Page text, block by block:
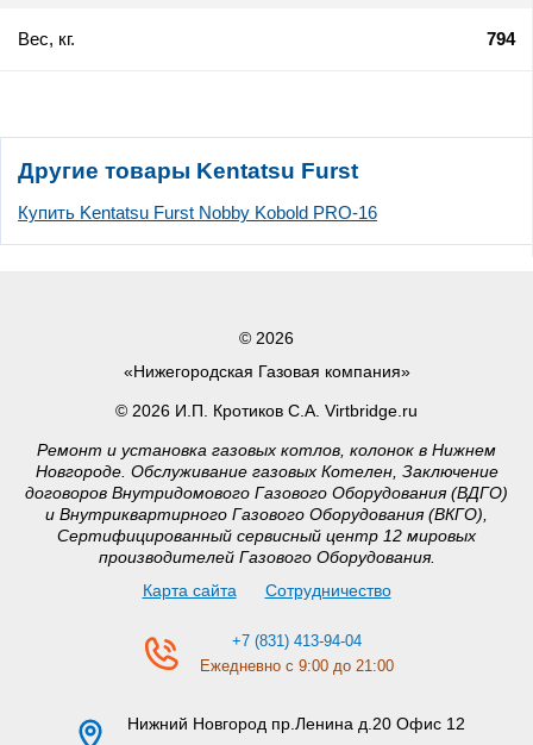
Вес, кг. 794
Другие товары Kentatsu Furst
Купить Kentatsu Furst Nobby Kobold PRO-16
© 2026
«Нижегородская Газовая компания»
© 2026 И.П. Кротиков С.А. Virtbridge.ru
Ремонт и установка газовых котлов, колонок в Нижнем
Новгороде. Обслуживание газовых Котелен, Заключение
договоров Внутридомового Газового Оборудования (ВДГО)
и Внутриквартирного Газового Оборудования (ВКГО),
Сертифицированный сервисный центр 12 мировых
производителей Газового Оборудования.
Карта сайта
Сотрудничество
+7 (831) 413-94-04
Ежедневно с 9:00 до 21:00
Нижний Новгород пр.Ленина д.20 Офис 12